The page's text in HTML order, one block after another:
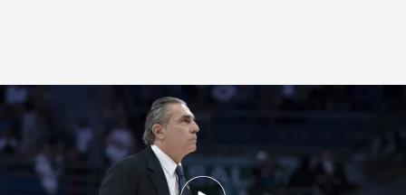
Sergio Scariolo, en un partido con el Real Madrid Europa Press
Fran Duarte
Madrid, 02 JUL 2026 - 12:21h.